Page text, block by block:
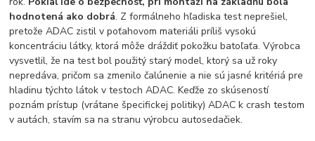
hodnotená ako dobrá. Z formálneho hľadiska test neprešiel,
pretože ADAC zistil v poťahovom materiáli príliš vysokú
koncentráciu látky, ktorá môže dráždiť pokožku batoľaťa. Výrobca
vysvetlil, že na test bol použitý starý model, ktorý sa už roky
nepredáva, pričom sa zmenilo čalúnenie a nie sú jasné kritériá pre
hladinu týchto látok v testoch ADAC. Keďže zo skúseností
poznám prístup (vrátane špecifickej politiky) ADAC k crash testom
v autách, stavím sa na stranu výrobcu autosedačiek.